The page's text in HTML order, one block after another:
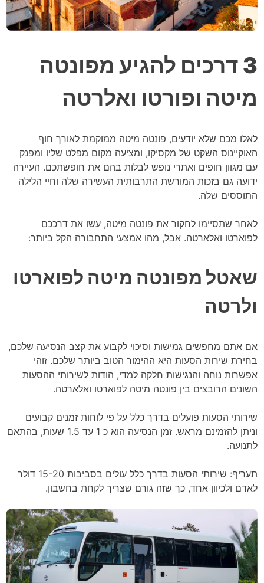
3 דרכים להגיע מפונטה
מיטה ופורטו ואלרטה
לאלו מכם שלא יודעים, פונטה מיטה ממוקמת לאורך חוף
האוקיינוס השקט של מקסיקו, ומציעה מקום מפלט שליו ומפנק
עם מגוון חופים ואתרי נופש לבלות בהם את חופשתכם. העיירה
ידועה גם בזכות המורשת התרבותית העשירה שלה וחיי הלילה
התוססים שלה.
לאחר שתסיימו לחקור את פונטה מיטה, עשו את דרככם
לפוארטו ואלארטה. אבל, מהו אמצעי התחבורה הקל ביותר:
שאטל מפונטה מיטה לפוארטו
ולרטה
אם אתם מחפשים גמישות וסיכוי לקבוע את קצב הנסיעה שלכם,
בחירת שירות הסעות היא ההימור הטוב ביותר שלכם. זוהי
אפשרות נוחה והנגישות חלקה למדי, הודות לשירותי ההסעות
השונים הרובצים בין פונטה מיטה לפוארטו ואלארטה.
שירותי הסעות פועלים בדרך כלל על פי לוחות זמנים קבועים
וניתן להזמינם מראש. זמן הנסיעה הוא כ 1 עד 1.5 שעות, בהתאם
לתנועה.
תעריף: שירותי הסעות בדרך כלל עולים בסביבות 15-20 דולר
לאדם ולכיוון אחד, כך שזה גורם שצריך לקחת בחשבון.